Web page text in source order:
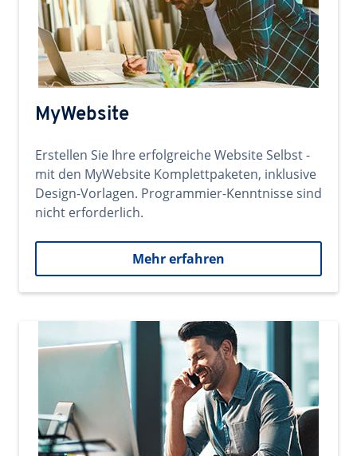
MyWebsite
Erstellen Sie Ihre erfolgreiche Website Selbst -
mit den MyWebsite Komplettpaketen, inklusive
Design-Vorlagen. Programmier-Kenntnisse sind
nicht erforderlich.
Mehr erfahren